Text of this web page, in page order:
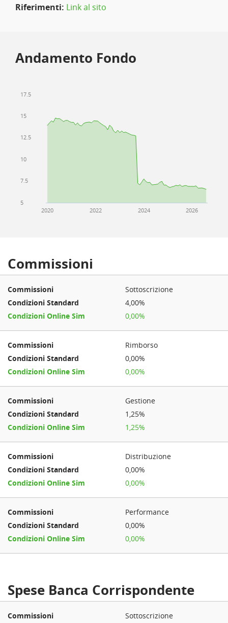
Riferimenti: Link al sito
Andamento Fondo
2020 2022 2024 2026
5
7.5
10
12.5
15
17.5
Commissioni
Sottoscrizione
4,00%
0,00%
Rimborso
0,00%
0,00%
Gestione
1,25%
1,25%
Distribuzione
0,00%
0,00%
Performance
0,00%
0,00%
Spese Banca Corrispondente
Sottoscrizione